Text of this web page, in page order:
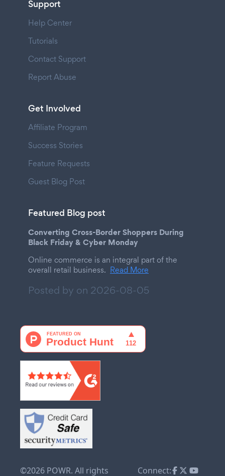
Support
Help Center
Tutorials
Contact Support
Report Abuse
Get Involved
Affiliate Program
Success Stories
Feature Requests
Guest Blog Post
Featured Blog post
Converting Cross-Border Shoppers During
Black Friday & Cyber Monday
Online commerce is an integral part of the
overall retail business. Read More
Posted by on 2026-08-05
©2026 POWR. All rights Connect: